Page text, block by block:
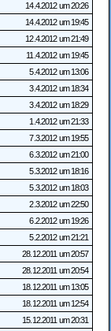
14.4.2012 um 20:26
14.4.2012 um 19:45
12.4.2012 um 21:49
11.4.2012 um 19:45
5.4.2012 um 13:06
3.4.2012 um 18:34
3.4.2012 um 18:29
1.4.2012 um 21:33
7.3.2012 um 19:55
6.3.2012 um 21:00
5.3.2012 um 18:16
5.3.2012 um 18:03
2.3.2012 um 22:50
6.2.2012 um 19:26
5.2.2012 um 21:21
28.12.2011 um 20:57
28.12.2011 um 20:54
18.12.2011 um 13:05
18.12.2011 um 12:54
15.12.2011 um 20:31